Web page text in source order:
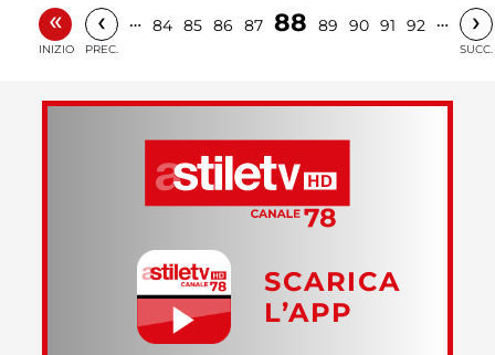
«
INIZIO
‹
PREC.
… 84 85 86 87 88 89 90 91 92 … ›
SUCC.
SCARICA
L’APP